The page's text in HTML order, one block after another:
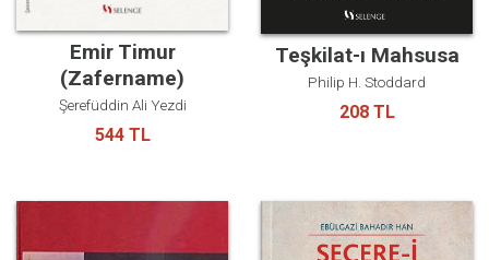
Emir Timur
(Zafername)
Şerefüddin Ali Yezdi
544 TL
Teşkilat-ı Mahsusa
Philip H. Stoddard
208 TL